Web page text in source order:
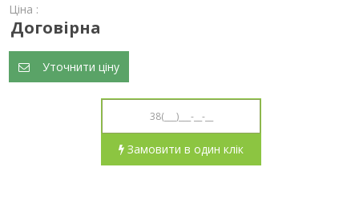
Ціна :
Договірна
Уточнити ціну
Замовити в один клік